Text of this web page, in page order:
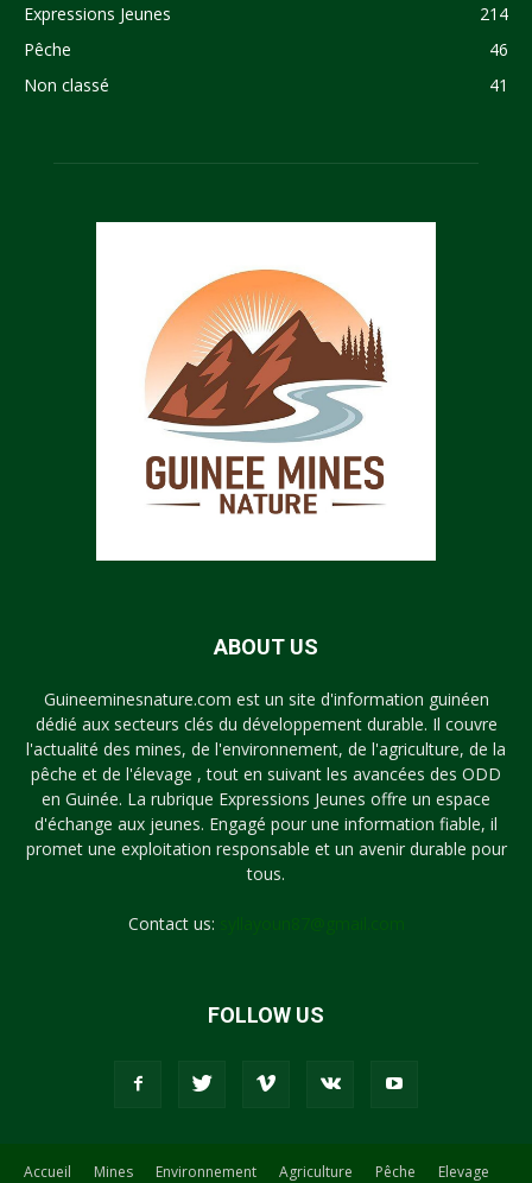
Expressions Jeunes
214
Pêche
46
Non classé
41
ABOUT US
Guineeminesnature.com est un site d'information guinéen
dédié aux secteurs clés du développement durable. Il couvre
l'actualité des mines, de l'environnement, de l'agriculture, de la
pêche et de l'élevage , tout en suivant les avancées des ODD
en Guinée. La rubrique Expressions Jeunes offre un espace
d'échange aux jeunes. Engagé pour une information fiable, il
promet une exploitation responsable et un avenir durable pour
tous.
Contact us:
FOLLOW US
Accueil Mines Environnement Agriculture Pêche Elevage